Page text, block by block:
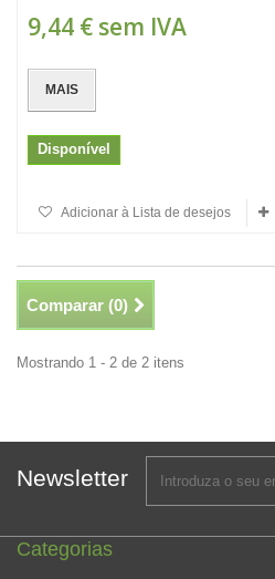
9,44 € sem IVA
MAIS
Disponível
Adicionar à Lista de desejos
Comparar (0)
Mostrando 1 - 2 de 2 itens
Newsletter
Categorias